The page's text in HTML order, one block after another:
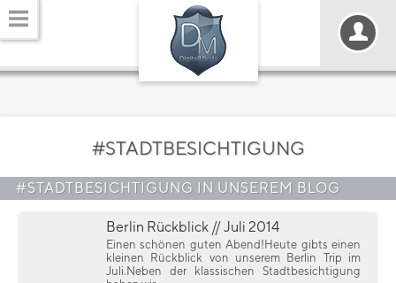
#STADTBESICHTIGUNG
#STADTBESICHTIGUNG IN UNSEREM BLOG
Berlin Rückblick // Juli 2014
Einen schönen guten Abend!Heute gibts einen
kleinen Rückblick von unserem Berlin Trip im
Juli.Neben der klassischen Stadtbesichtigung